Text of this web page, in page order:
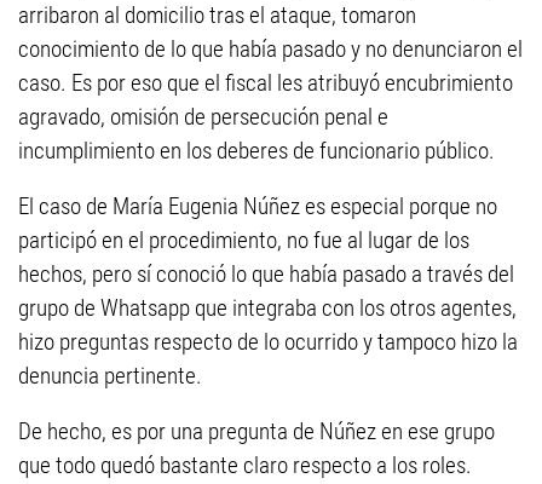
arribaron al domicilio tras el ataque, tomaron
conocimiento de lo que había pasado y no denunciaron el
caso. Es por eso que el fiscal les atribuyó encubrimiento
agravado, omisión de persecución penal e
incumplimiento en los deberes de funcionario público.
El caso de María Eugenia Núñez es especial porque no
participó en el procedimiento, no fue al lugar de los
hechos, pero sí conoció lo que había pasado a través del
grupo de Whatsapp que integraba con los otros agentes,
hizo preguntas respecto de lo ocurrido y tampoco hizo la
denuncia pertinente.
De hecho, es por una pregunta de Núñez en ese grupo
que todo quedó bastante claro respecto a los roles.